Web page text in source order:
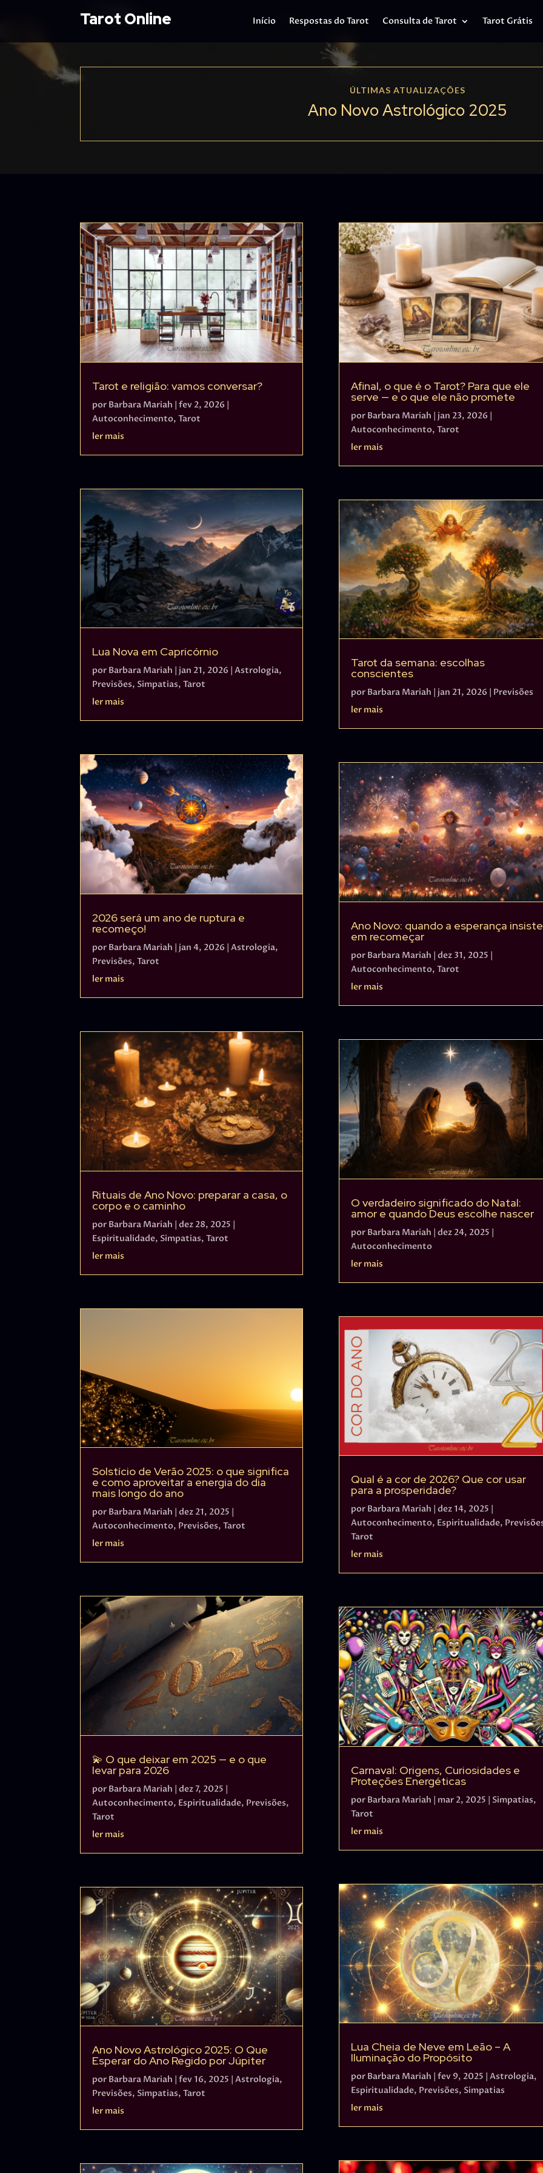
Tarot Online Início Respostas do Tarot Consulta de Tarot Tarot Grátis
ÚLTIMAS ATUALIZAÇÕES
Ano Novo Astrológico 2025
Tarot e religião: vamos conversar?
por Barbara Mariah | fev 2, 2026 |
Autoconhecimento, Tarot
ler mais
Lua Nova em Capricórnio
por Barbara Mariah jan 21, 2026 Astrologia,
Previsões, Simpatias, Tarot
ler mais
2026 será um ano de ruptura e
recomeço!
por Barbara Mariah | jan 4, 2026 | Astrologia,
Previsões, Tarot
ler mais
Rituais de Ano Novo: preparar a casa, o
corpo e o caminho
por Barbara Mariah | dez 28, 2025 |
Espiritualidade, Simpatias, Tarot
ler mais
Solstício de Verão 2025: o que significa
e como aproveitar a energia do dia
mais longo do ano
por Barbara Mariah dez 21, 2025
Autoconhecimento, Previsões, Tarot
ler mais
💫 O que deixar em 2025 — e o que
levar para 2026
por Barbara Mariah | dez 7, 2025 |
Autoconhecimento, Espiritualidade, Previsões,
Tarot
ler mais
Ano Novo Astrológico 2025: O Que
Esperar do Ano Regido por Júpiter
por Barbara Mariah fev 16, 2025 Astrologia,
Previsões, Simpatias, Tarot
ler mais
Afinal, o que é o Tarot? Para que ele
serve — e o que ele não promete
por Barbara Mariah | jan 23, 2026 |
Autoconhecimento,Tarot
ler mais
Tarot da semana: escolhas
conscientes
por Barbara Mariah jan 21, 2026
Previsões
ler mais
Ano Novo: quando a esperança insiste
em recomeçar
por Barbara Mariah |dez 31, 2025 |
Autoconhecimento,Tarot
ler mais
O verdadeiro significado do Natal:
amor e quando Deus escolhe nascer
por Barbara Mariah |dez 24, 2025 |
Autoconhecimento
ler mais
Qual é a cor de 2026? Que cor usar
para a prosperidade?
por Barbara Mariah |dez 14, 2025
Autoconhecimento, Espiritualidade,
Tarot
ler mais
Carnaval: Origens, Curiosidades e
Proteções Energéticas
por Barbara Mariah | mar 2, 2025 | Simpatias,
Tarot
ler mais
Lua Cheia de Neve em Leão – A
Iluminação do Propósito
por Barbara Mariah |fev 9, 2025 |Astrologia,
Espiritualidade, Previsões, Simpatias
ler mais